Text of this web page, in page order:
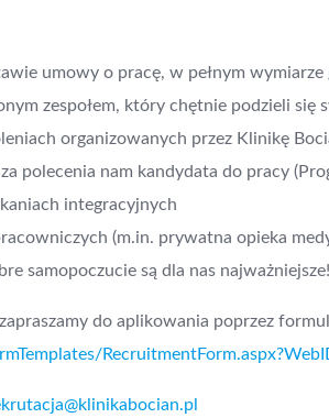
umowy o pracę, w pełnym wymiarze
zespołem, który chętnie podzieli się
organizowanych przez Klinikę
polecenia nam kandydata do pracy
integracyjnych
(m.in. prywatna opieka
samopoczucie są dla nas najważniejsze!
do aplikowania poprzez